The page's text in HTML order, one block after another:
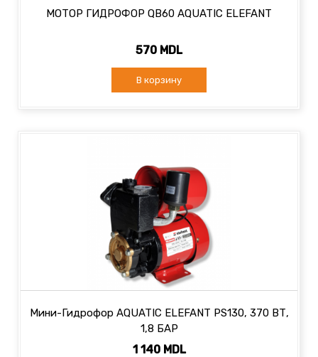
МОТОР ГИДРОФОР QB60 AQUATIC ELEFANT
570 MDL
В корзину
Мини-Гидрофор AQUATIC ELEFANT PS130, 370 ВТ,
1,8 БАР
1 140 MDL